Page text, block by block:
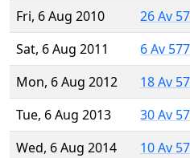
Fri, 6 Aug 2010
26 Av
Sat, 6 Aug 2011
6 Av
Mon, 6 Aug 2012
18 Av
Tue, 6 Aug 2013
30 Av
Wed, 6 Aug 2014
10 Av